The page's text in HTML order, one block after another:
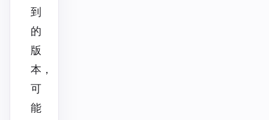
到
的
版
本，
可
能